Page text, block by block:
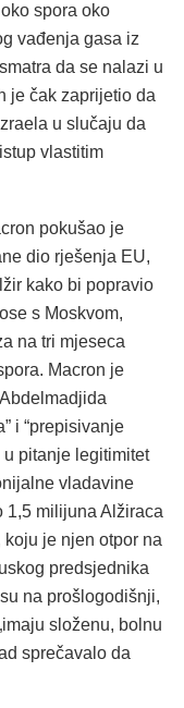
spora oko
vađenja gasa iz
da se nalazi u
je čak zaprijetio da
u slučaju da
vlastitim
pokušao je
dio rješenja EU,
kako bi popravio
s Moskvom,
na tri mjeseca
Macron je
i “prepisivanje
u pitanje legitimitet
vladavine
1,5 milijuna Alžiraca
je njen otpor na
predsjednika
na prošlogodišnji,
složenu, bolnu
sprečavalo da